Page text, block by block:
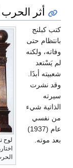
أثر الحرب
لوح
كتب كبلنج
بانتظام حتى
وفاته، ولكنه
لم يَسْتعد
شعبيته أبدًا.
وقد نشرت
سيرته
الذاتية شيء
من نفسي
عام (1937)
بعد موته.